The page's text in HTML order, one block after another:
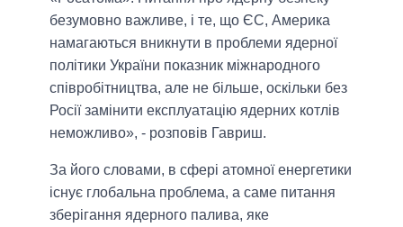
безумовно важливе, і те, що ЄС, Америка
намагаються вникнути в проблеми ядерної
політики України показник міжнародного
співробітництва, але не більше, оскільки без
Росії замінити експлуатацію ядерних котлів
неможливо», - розповів Гавриш.
За його словами, в сфері атомної енергетики
існує глобальна проблема, а саме питання
зберігання ядерного палива, яке